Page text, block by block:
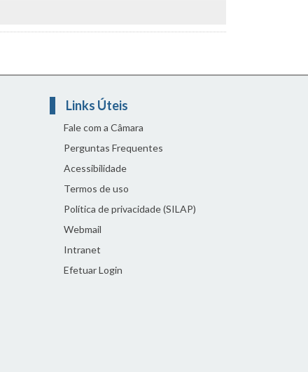
Links Úteis
Fale com a Câmara
Perguntas Frequentes
Acessibilidade
Termos de uso
Política de privacidade (SILAP)
Webmail
Intranet
Efetuar Login